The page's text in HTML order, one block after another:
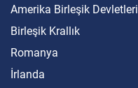
Amerika Birleşik Devletleri
Birleşik Krallık
Romanya
İrlanda